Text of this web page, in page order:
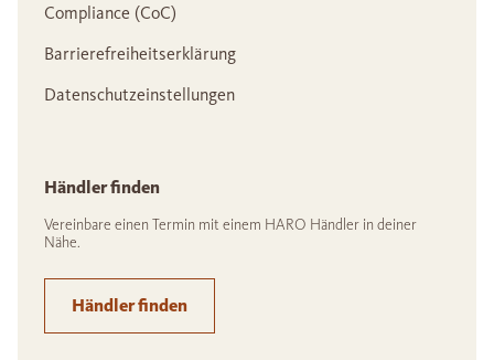
Compliance (CoC)
Barrierefreiheitserklärung
Datenschutzeinstellungen
Händler finden
Vereinbare einen Termin mit einem HARO Händler in deiner
Nähe.
Händler finden